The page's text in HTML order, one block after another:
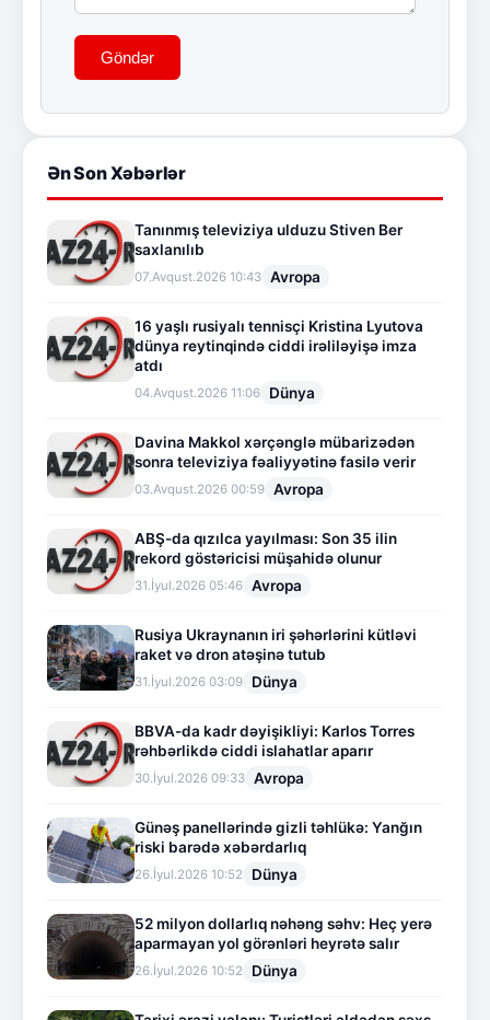
Göndər
Ən Son Xəbərlər
Tanınmış televiziya ulduzu Stiven Ber
saxlanılıb
07.Avqust.2026 10:43 Avropa
16 yaşlı rusiyalı tennisçi Kristina Lyutova
dünya reytinqində ciddi irəliləyişə imza
atdı
04.Avqust.2026 11:06 Dünya
Davina Makkol xərçənglə mübarizədən
sonra televiziya fəaliyyətinə fasilə verir
03.Avqust.2026 00:59 Avropa
ABŞ-da qızılca yayılması: Son 35 ilin
rekord göstəricisi müşahidə olunur
31.İyul.2026 05:46 Avropa
Rusiya Ukraynanın iri şəhərlərini kütləvi
raket və dron atəşinə tutub
31.İyul.2026 03:09 Dünya
BBVA-da kadr dəyişikliyi: Karlos Torres
rəhbərlikdə ciddi islahatlar aparır
30.İyul.2026 09:33 Avropa
Günəş panellərində gizli təhlükə: Yanğın
riski barədə xəbərdarlıq
26.İyul.2026 10:52 Dünya
52 milyon dollarlıq nəhəng səhv: Heç yerə
aparmayan yol görənləri heyrətə salır
26.İyul.2026 10:52 Dünya